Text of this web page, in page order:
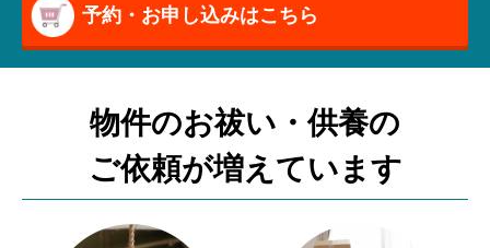
予約・お申し込みはこちら
物件のお祓い・供養の
ご依頼が増えています